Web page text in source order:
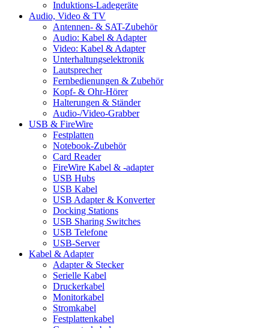
Induktions-Ladegeräte
Audio, Video & TV
Antennen- & SAT-Zubehör
Audio: Kabel & Adapter
Video: Kabel & Adapter
Unterhaltungselektronik
Lautsprecher
Fernbedienungen & Zubehör
Kopf- & Ohr-Hörer
Halterungen & Ständer
Audio-/Video-Grabber
USB & FireWire
Festplatten
Notebook-Zubehör
Card Reader
FireWire Kabel & -adapter
USB Hubs
USB Kabel
USB Adapter & Konverter
Docking Stations
USB Sharing Switches
USB Telefone
USB-Server
Kabel & Adapter
Adapter & Stecker
Serielle Kabel
Druckerkabel
Monitorkabel
Stromkabel
Festplattenkabel